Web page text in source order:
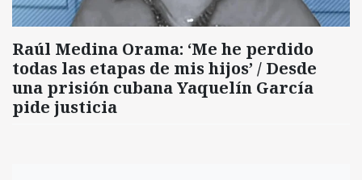
Raúl Medina Orama: ‘Me he perdido
todas las etapas de mis hijos’ / Desde
una prisión cubana Yaquelín García
pide justicia